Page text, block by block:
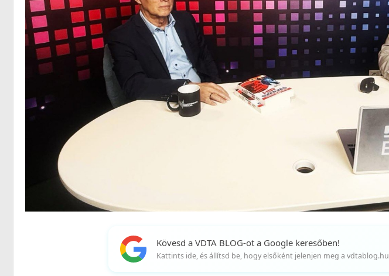
Kövesd a VDTA BLOG-ot a Google keresőben!
Kattints ide, és állítsd be, hogy elsőként jelenjen meg a vdtablog.hu